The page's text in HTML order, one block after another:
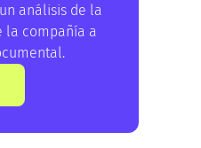
análisis de la
la compañía a